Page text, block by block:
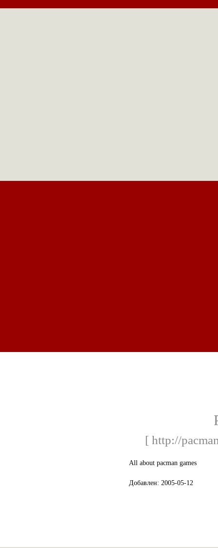
[ http://
All about pacman games
Добавлен: 2005-05-12